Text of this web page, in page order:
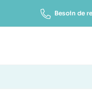
Besoin de